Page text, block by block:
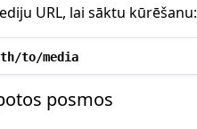
URL, lai sāktu kūrēšanu:
to/media
posmos